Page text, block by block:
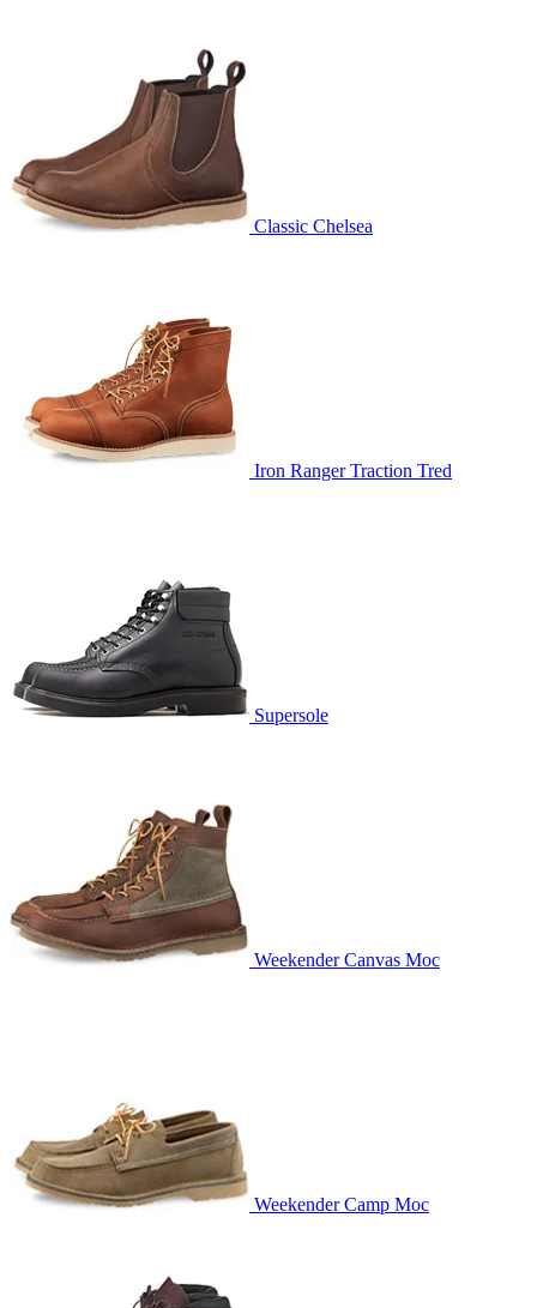
Classic Chelsea
Iron Ranger Traction Tred
Supersole
Weekender Canvas Moc
Weekender Camp Moc